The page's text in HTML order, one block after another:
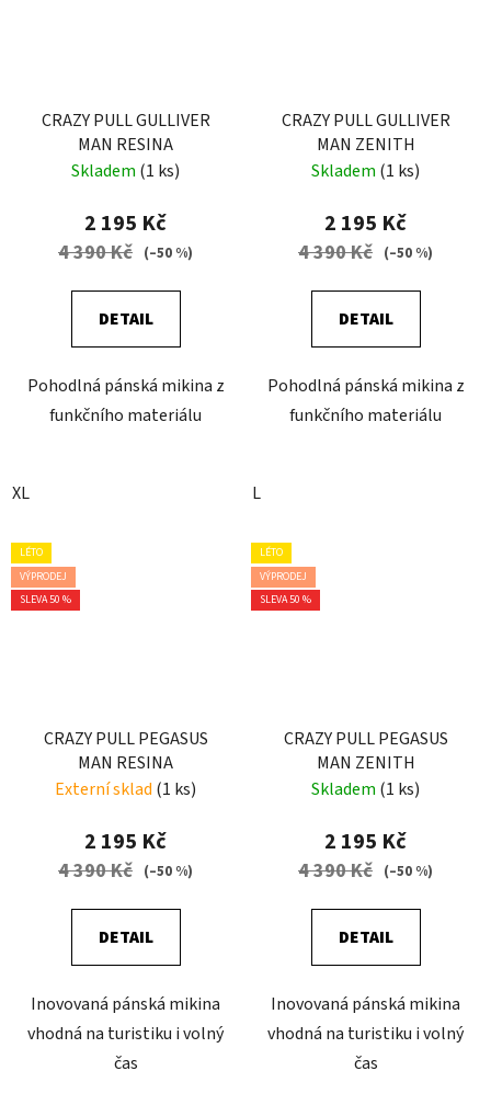
CRAZY PULL GULLIVER
MAN RESINA
Skladem (1 ks)
2 195 Kč
4 390 Kč (–50 %)
DETAIL
Pohodlná pánská mikina z
funkčního materiálu
XL
CRAZY PULL GULLIVER
MAN ZENITH
Skladem (1 ks)
2 195 Kč
4 390 Kč (–50 %)
DETAIL
Pohodlná pánská mikina z
funkčního materiálu
L
LÉTO
VÝPRODEJ
SLEVA 50 %
CRAZY PULL PEGASUS
MAN RESINA
Externí sklad (1 ks)
2 195 Kč
4 390 Kč (–50 %)
DETAIL
Inovovaná pánská mikina
vhodná na turistiku i volný
čas
LÉTO
VÝPRODEJ
SLEVA 50 %
CRAZY PULL PEGASUS
MAN ZENITH
Skladem (1 ks)
2 195 Kč
4 390 Kč (–50 %)
DETAIL
Inovovaná pánská mikina
vhodná na turistiku i volný
čas